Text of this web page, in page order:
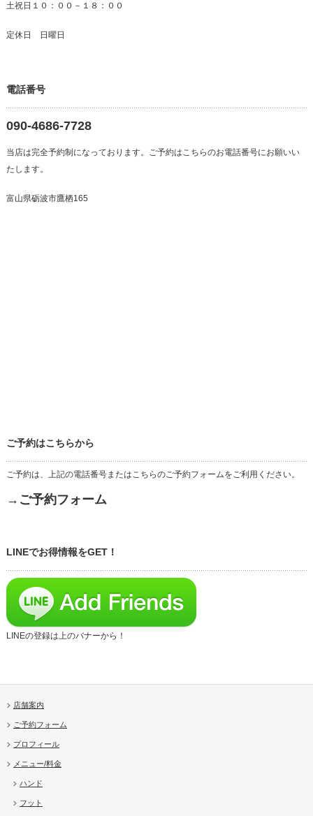
土祝日１０：００－１８：００
定休日 日曜日
電話番号
090-4686-7728
当店は完全予約制になっております。ご予約はこちらのお電話番号にお願いい
たします。
富山県砺波市鷹栖165
ご予約はこちらから
ご予約は、上記の電話番号またはこちらのご予約フォームをご利用ください。
→ご予約フォーム
LINEでお得情報をGET！
LINEの登録は上のバナーから！
店舗案内
ご予約フォーム
プロフィール
メニュー/料金
ハンド
フット